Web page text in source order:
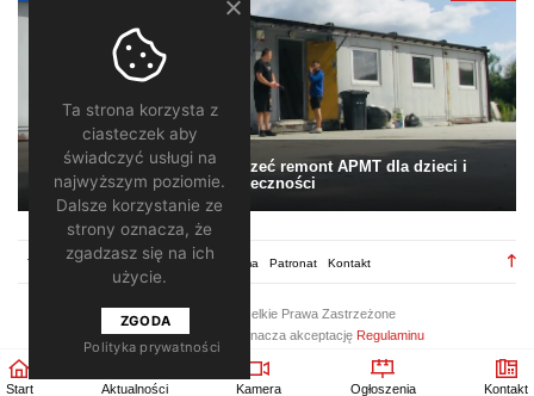
Start Aktualności Kamera Ogłoszenia Kontakt
Pomagamy. Warto wesprzeć remont APMT dla dzieci i
społeczności
Regulamin Redakcja Reklama Patronat Kontakt
2026 ©
/ Wszelkie Prawa Zastrzeżone
Korzystanie z portalu oznacza akceptację Regulaminu
Ta strona korzysta z
ciasteczek aby
świadczyć usługi na
najwyższym poziomie.
Dalsze korzystanie ze
strony oznacza, że
zgadzasz się na ich
użycie.
ZGODA
Polityka prywatności